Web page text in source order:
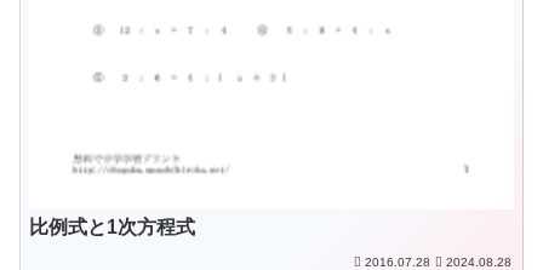
比例式と1次方程式
2016.07.28 2024.08.28